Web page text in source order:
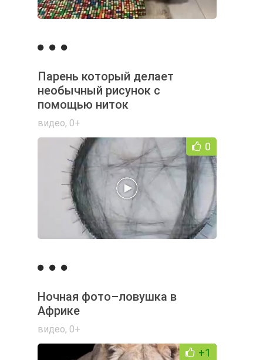
Парень который делает
необычный рисунок с
помощью ниток
видео, 0+
0
Ночная фото–ловушка в
Африке
видео, 0+
+1